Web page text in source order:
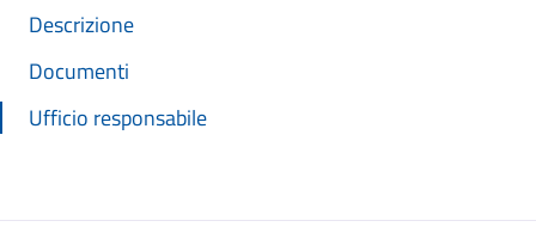
Descrizione
Documenti
Ufficio responsabile